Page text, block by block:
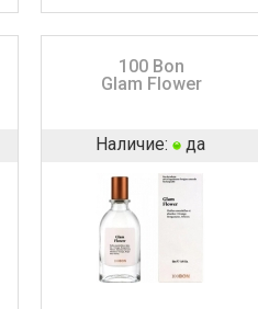
100 Bon
Glam Flower
Наличие: да